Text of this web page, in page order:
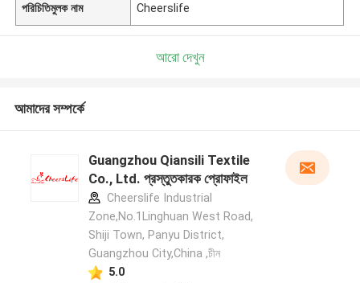
পরিচিতিমুলক নাম Cheerslife
আরো দেখুন
আমাদের সম্পর্কে
Guangzhou Qiansili Textile
Co., Ltd. প্রস্তুতকারক প্রোফাইল
Cheerslife Industrial
Zone,No.1Linghuan West Road,
Shiji Town, Panyu District,
Guangzhou City,China ,চীন
5.0